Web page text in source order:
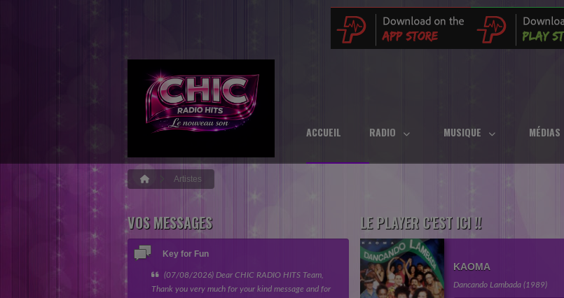
ACCUEIL RADIO MUSIQUE MÉDIAS
Artistes
VOS MESSAGES
Key for Fun
(07/08/2026) Dear CHIC RADIO HITS Team,
Thank you very much for your kind message and for
LE PLAYER C'EST ICI !!
KAOMA
Dancando Lambada (1989)